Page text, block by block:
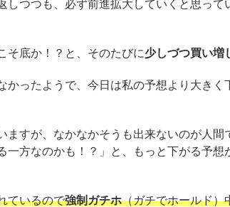
しつつも、必ず前進拡大していくと思って
そ底か！？と、そのたびに少しづつ買い増
ったようで、今日は私の予想より大きく
ますが、なかなかそうも出来ないのが人
一方なのかも！？」と、もっと下がる予想
ているので強制ガチホ（ガチでホールド）